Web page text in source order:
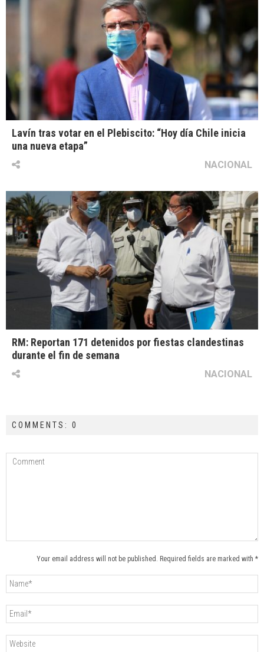
Lavín tras votar en el Plebiscito: “Hoy día Chile inicia
una nueva etapa”
NACIONAL
RM: Reportan 171 detenidos por fiestas clandestinas
durante el fin de semana
NACIONAL
COMMENTS: 0
Your email address will not be published. Required fields are marked with *